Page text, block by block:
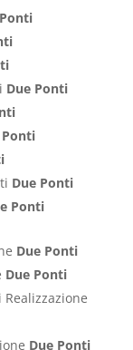
Due Ponti
Ponti
Due Ponti
Ponti
Due Ponti
Due Ponti
Due Ponti